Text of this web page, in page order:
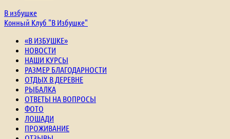
В избушке
Конный Клуб "В Избушке"
«В ИЗБУШКЕ»
НОВОСТИ
НАШИ КУРСЫ
РАЗМЕР БЛАГОДАРНОСТИ
ОТДЫХ В ДЕРЕВНЕ
РЫБАЛКА
ОТВЕТЫ НА ВОПРОСЫ
ФОТО
ЛОШАДИ
ПРОЖИВАНИЕ